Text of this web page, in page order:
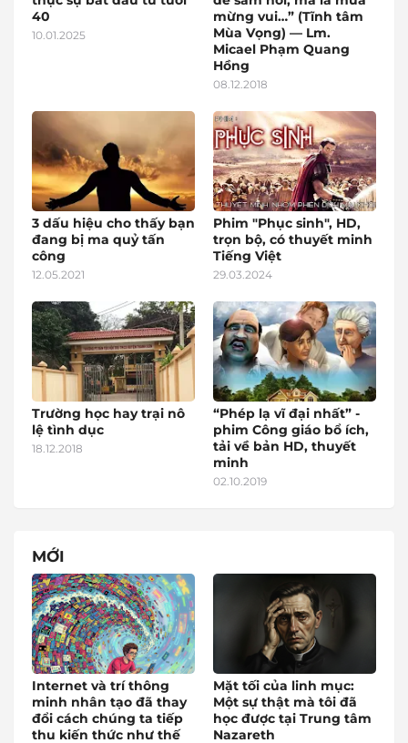
40
10.01.2025
mừng vui…” (Tĩnh tâm
Mùa Vọng) — Lm.
Micael Phạm Quang
Hồng
08.12.2018
3 dấu hiệu cho thấy bạn
đang bị ma quỷ tấn
công
12.05.2021
Phim "Phục sinh", HD,
trọn bộ, có thuyết minh
Tiếng Việt
29.03.2024
Trường học hay trại nô
lệ tình dục
18.12.2018
“Phép lạ vĩ đại nhất” -
phim Công giáo bổ ích,
tải về bản HD, thuyết
minh
02.10.2019
MỚI
Internet và trí thông
minh nhân tạo đã thay
đổi cách chúng ta tiếp
thu kiến thức như thế
Mặt tối của linh mục:
Một sự thật mà tôi đã
học được tại Trung tâm
Nazareth